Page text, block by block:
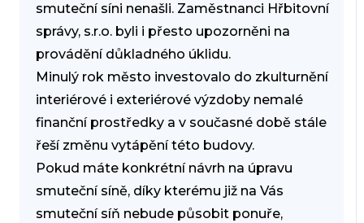
smuteční síni nenašli. Zaměstnanci Hřbitovní
správy, s.r.o. byli i přesto upozorněni na
provádění důkladného úklidu.
Minulý rok město investovalo do zkulturnění
interiérové i exteriérové výzdoby nemalé
finanční prostředky a v současné době stále
řeší změnu vytápění této budovy.
Pokud máte konkrétní návrh na úpravu
smuteční síně, díky kterému již na Vás
smuteční síň nebude působit ponuře,